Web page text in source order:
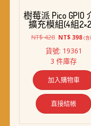
樹莓派 Pico GPIO
擴充模組(4組
NT$428 原
價
格：
NT$ 428。
NT$398目(含
貨號: 19361
3 件庫存
加入購物車
直接結帳